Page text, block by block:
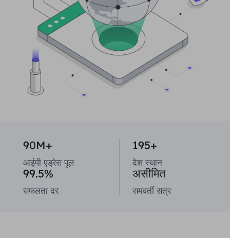
वेब स्क्रैपिंग और क्रॉलिंग
सभी को देखें
मुफ़्त प्रॉक्सी सूची
संयुक्त राज्य अमेरिका
रूस
उपयोगकर्ता गाइड
अधिक एकीकरण
Việt Nam
Deutsch
Indonesia
हिंदी
Português
लॉग इन करें साइन अप करें
90M+
आईपी ​​एड्रेस पूल
195+
देश स्थान
99.5%
सफलता दर
असीमित
समवर्ती सत्र